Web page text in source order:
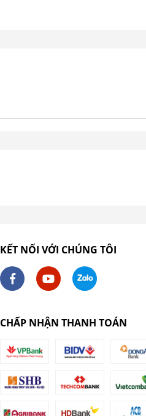
KẾT NỐI VỚI CHÚNG TÔI
CHẤP NHẬN THANH TOÁN